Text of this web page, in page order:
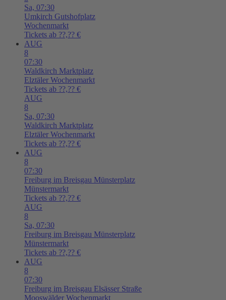
Sa, 07:30
Umkirch Gutshofplatz
Wochenmarkt
Tickets ab ??,?? €
AUG
8
07:30
Waldkirch Marktplatz
Elztäler Wochenmarkt
Tickets ab ??,?? €
AUG
8
Sa, 07:30
Waldkirch Marktplatz
Elztäler Wochenmarkt
Tickets ab ??,?? €
AUG
8
07:30
Freiburg im Breisgau Münsterplatz
Münstermarkt
Tickets ab ??,?? €
AUG
8
Sa, 07:30
Freiburg im Breisgau Münsterplatz
Münstermarkt
Tickets ab ??,?? €
AUG
8
07:30
Freiburg im Breisgau Elsässer Straße
Mooswälder Wochenmarkt